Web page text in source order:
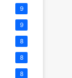
9
9
8
8
8